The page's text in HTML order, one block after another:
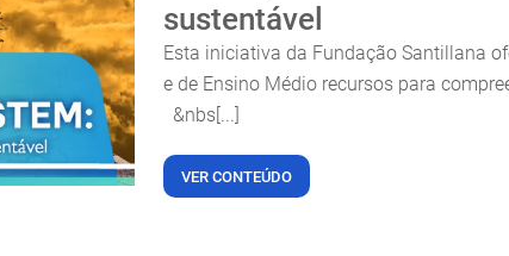
sustentável
Esta iniciativa da Fundação Santillana
e de Ensino Médio recursos para
&nbs[...]
VER CONTEÚDO